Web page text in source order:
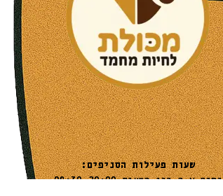
שעות פעילות הסניפים:
ימים א-ה בין השעות 09:30-20:00